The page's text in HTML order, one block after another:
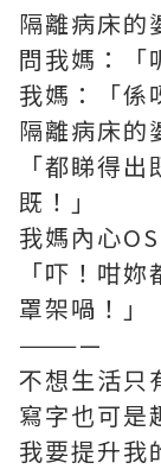
隔離病床的
問我媽：「
我媽：「係
隔離病床的
「都睇得
既！」
我媽內心OS
「吓！咁
罩架喎！」
————
不想生活只
寫字也可是
我要提升我